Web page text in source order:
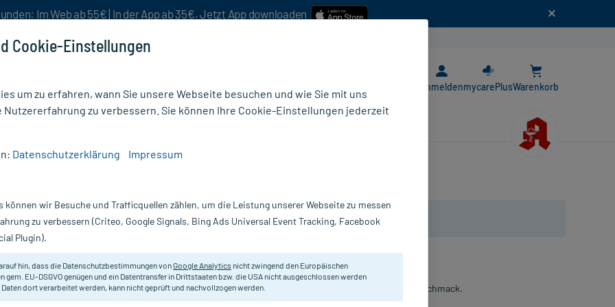
Im Web ab 55€ | In der App ab 35€. Jetzt App downloaden
AnmeldenmycarePlusWarenkorb
Nur für kurze Zeit:Gratis-Versand* ab 19€ Mindestbestellwert!
C + Zink,
Doppelherz
Nahrungergänzungsmittel mit Vitamin C + Zink. Mit Zitronengeschmack.
Cookie-Einstellungen
um zu erfahren, wann Sie unsere Webseite besuchen und wie Sie mit uns
Nutzererfahrung zu verbessern. Sie können Ihre Cookie-Einstellungen jederzeit
Datenschutzerklärung Impressum
können wir Besuche und Trafficquellen zählen, um die Leistung unserer Webseite zu messen
zu verbessern (Criteo, Google Signals, Bing Ads Universal Event Tracking, Facebook
Plugin).
hin, dass die Datenschutzbestimmungen vonGoogle Analytics nicht zwingend den Europäischen
gem. EU-DSGVO genügen und ein Datentransfer in Drittstaaten bzw. die USA nicht ausgeschlossen werden
Daten dort verarbeitet werden, kann nicht geprüft und nachvollzogen werden.